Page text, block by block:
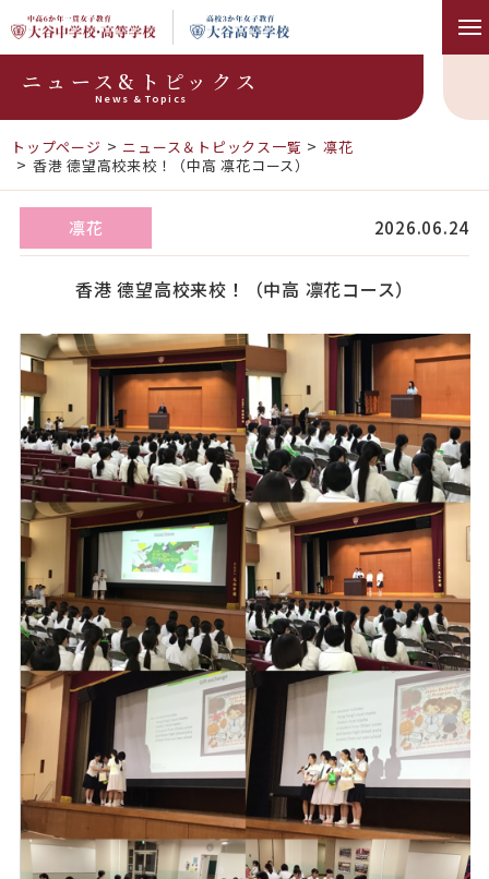
ニュース&トピックス
News & Topics
トップページ ニュース＆トピックス一覧
凛花
香港 德望高校来校！（中高 凛花コース）
凛花 2026.06.24
香港 德望高校来校！（中高 凛花コース）